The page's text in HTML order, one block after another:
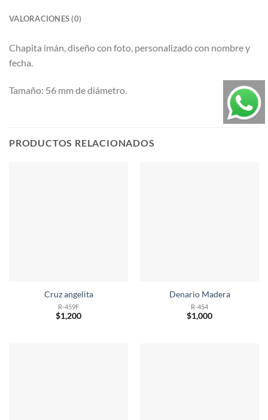
VALORACIONES (0)
Chapita imán, diseño con foto, personalizado con nombre y
fecha.
Tamaño: 56 mm de diámetro.
PRODUCTOS RELACIONADOS
Cruz angelita
R-459F
$1,200
Denario Madera
R-454
$1,000